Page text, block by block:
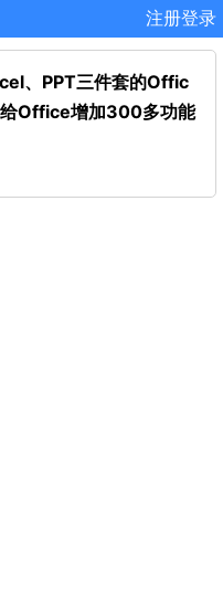
注册登录
、PPT三件套的Offic
Office增加300多功能